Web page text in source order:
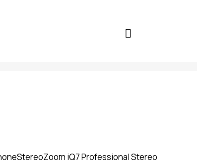
StereoZoom iQ7 Professional Stereo